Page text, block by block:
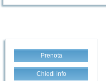
Prenota
Chiedi info